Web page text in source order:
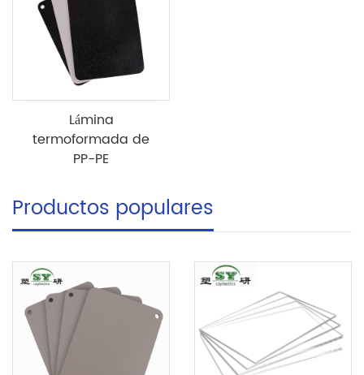
Lámina
termoformada de
PP-PE
Productos populares